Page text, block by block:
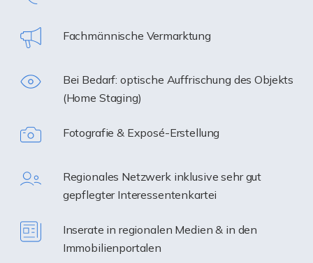
Fachmännische Vermarktung
Bei Bedarf: optische Auffrischung des Objekts
(Home Staging)
Fotografie & Exposé-Erstellung
Regionales Netzwerk inklusive sehr gut
gepflegter Interessentenkartei
Inserate in regionalen Medien & in den
Immobilienportalen